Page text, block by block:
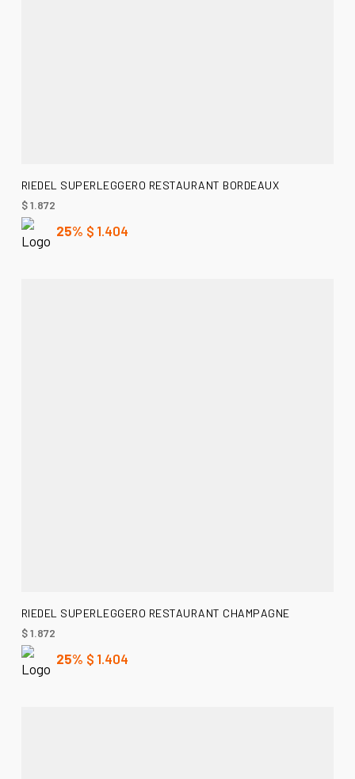
AÑADIR AL CARRITO
RIEDEL SUPERLEGGERO RESTAURANT BORDEAUX
$1.872
25% $ 1.404
AÑADIR AL CARRITO
RIEDEL SUPERLEGGERO RESTAURANT CHAMPAGNE
$1.872
25% $ 1.404